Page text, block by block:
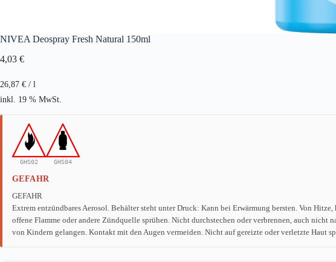
NIVEA Deospray Fresh Natural 150ml
4,03 €
26,87 € / l
inkl. 19 % MwSt.
GHS02 GHS04
GEFAHR
GEFAHR
Extrem entzündbares Aerosol. Behälter steht unter Druck: Kann bei Erwärmung bersten. Von
offene Flamme oder andere Zündquelle sprühen. Nicht durchstechen oder verbrennen, auch nicht
von Kindern gelangen. Kontakt mit den Augen vermeiden. Nicht auf gereizte oder verletzte Haut